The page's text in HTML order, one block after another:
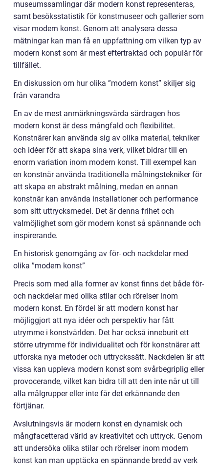
museumssamlingar där modern konst representeras,
samt besöksstatistik för konstmuseer och gallerier som
visar modern konst. Genom att analysera dessa
mätningar kan man få en uppfattning om vilken typ av
modern konst som är mest eftertraktad och populär för
tillfället.
En diskussion om hur olika ”modern konst” skiljer sig
från varandra
En av de mest anmärkningsvärda särdragen hos
modern konst är dess mångfald och flexibilitet.
Konstnärer kan använda sig av olika material, tekniker
och idéer för att skapa sina verk, vilket bidrar till en
enorm variation inom modern konst. Till exempel kan
en konstnär använda traditionella målningstekniker för
att skapa en abstrakt målning, medan en annan
konstnär kan använda installationer och performance
som sitt uttrycksmedel. Det är denna frihet och
valmöjlighet som gör modern konst så spännande och
inspirerande.
En historisk genomgång av för- och nackdelar med
olika ”modern konst”
Precis som med alla former av konst finns det både för-
och nackdelar med olika stilar och rörelser inom
modern konst. En fördel är att modern konst har
möjliggjort att nya idéer och perspektiv har fått
utrymme i konstvärlden. Det har också inneburit ett
större utrymme för individualitet och för konstnärer att
utforska nya metoder och uttryckssätt. Nackdelen är att
vissa kan uppleva modern konst som svårbegriplig eller
provocerande, vilket kan bidra till att den inte når ut till
alla målgrupper eller inte får det erkännande den
förtjänar.
Avslutningsvis är modern konst en dynamisk och
mångfacetterad värld av kreativitet och uttryck. Genom
att undersöka olika stilar och rörelser inom modern
konst kan man upptäcka en spännande bredd av verk